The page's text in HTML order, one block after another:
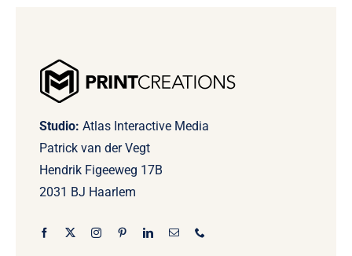
Studio: Atlas Interactive Media
Patrick van der Vegt
Hendrik Figeeweg 17B
2031 BJ Haarlem